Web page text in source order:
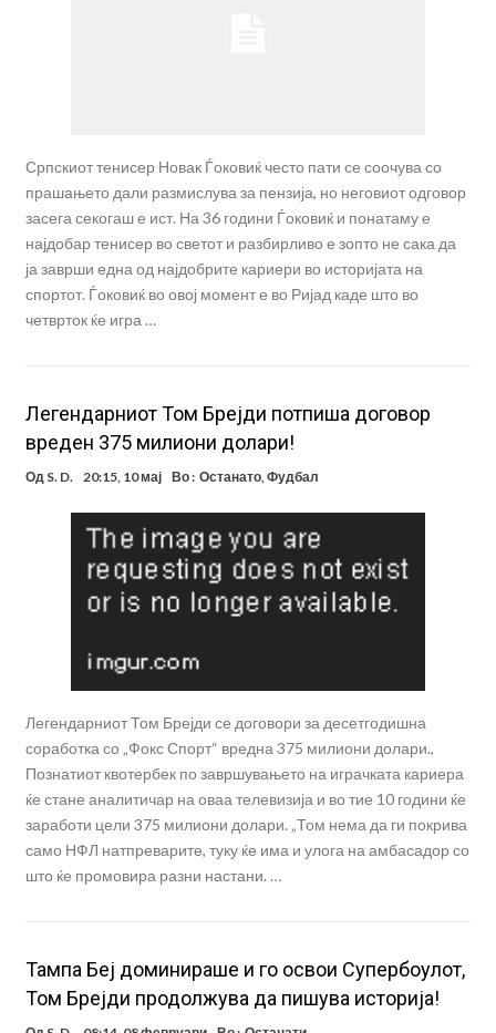
Српскиот тенисер Новак Ѓоковиќ често пати се соочува со
прашањето дали размислува за пензија, но неговиот одговор
засега секогаш е ист. На 36 години Ѓоковиќ и понатаму е
најдобар тенисер во светот и разбирливо е зопто не сака да
ја заврши една од најдобрите кариери во историјата на
спортот. Ѓоковиќ во овој момент е во Ријад каде што во
четврток ќе игра …
Легендарниот Том Брејди потпиша договор
вреден 375 милиони долари!
Од S. D. 20:15, 10 мај Во : Останато, Фудбал
Легендарниот Том Брејди се договори за десетгодишна
соработка со „Фокс Спорт“ вредна 375 милиони долари.,
Познатиот квотербек по завршувањето на играчката кариера
ќе стане аналитичар на оваа телевизија и во тие 10 години ќе
заработи цели 375 милиони долари. „Том нема да ги покрива
само НФЛ натпреварите, туку ќе има и улога на амбасадор со
што ќе промовира разни настани. …
Тампа Беј доминираше и го освои Супербоулот,
Том Брејди продолжува да пишува историја!